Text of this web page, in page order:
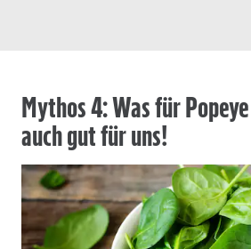
Mythos 4: Was für
auch gut für uns!